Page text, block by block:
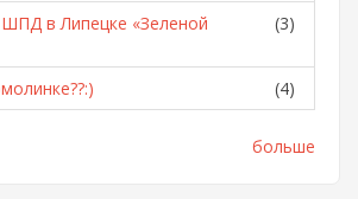
в Липецке «Зеленой
(3)
(4)
больше